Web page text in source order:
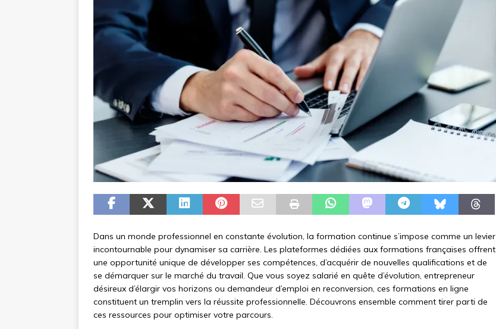
Dans un monde professionnel en constante évolution, la formation continue s’impose comme un levier
incontournable pour dynamiser sa carrière. Les plateformes dédiées aux formations françaises offrent
une opportunité unique de développer ses compétences, d’acquérir de nouvelles qualifications et de
se démarquer sur le marché du travail. Que vous soyez salarié en quête d’évolution, entrepreneur
désireux d’élargir vos horizons ou demandeur d’emploi en reconversion, ces formations en ligne
constituent un tremplin vers la réussite professionnelle. Découvrons ensemble comment tirer parti de
ces ressources pour optimiser votre parcours.